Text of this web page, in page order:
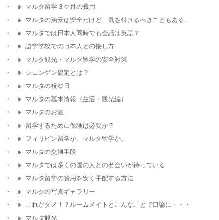
マルタ留学３ケ月の費用
マルタの治安は安全だけど、気を付けるべきこともある。
マルタでは日本人同時でも会話は英語？
語学学校での日本人との接し方
マルタ観光・マルタ留学の安全対策
シェンゲン協定とは？
マルタの祝祭日
マルタの基本情報（生活・観光編）
マルタのお酒
留学するために保険は必要か？
フィリピン留学か、マルタ留学か。
マルタの交通手段
マルタでは多くの国の人との出会いが待っている
マルタ留学の費用を安く手配する方法
マルタの写真ギャラリー
これがダメ！？ルームメイトとこんなことで口論に・・・
マルタ観光